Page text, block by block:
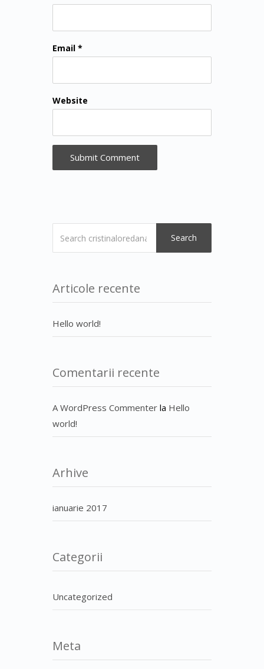
Email *
Website
Search
Articole recente
Hello world!
Comentarii recente
A WordPress Commenter la Hello
world!
Arhive
ianuarie 2017
Categorii
Uncategorized
Meta